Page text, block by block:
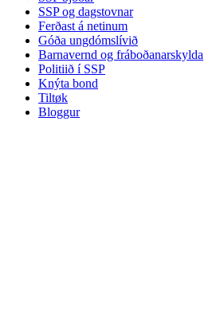
SSP og dagstovnar
Ferðast á netinum
Góða ungdómslívið
Barnavernd og fráboðanarskylda
Politiið í SSP
Knýta bond
Tiltøk
Bloggur